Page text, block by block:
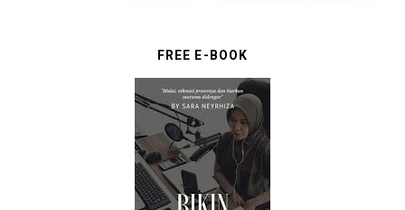
FREE E-BOOK